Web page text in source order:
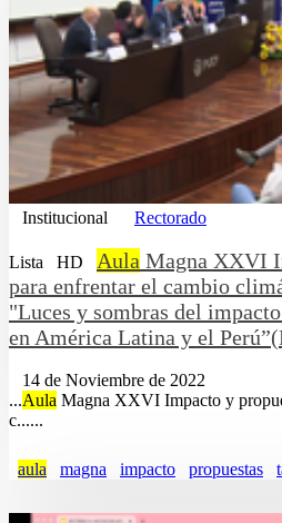
Institucional Rectorado
Lista HD Aula Magna XXVI
para enfrentar el cambio
"Luces y sombras del
en América Latina y el
14 de Noviembre de 2022
...Aula Magna XXVI Impacto y
c......
aula magna impacto propuestas